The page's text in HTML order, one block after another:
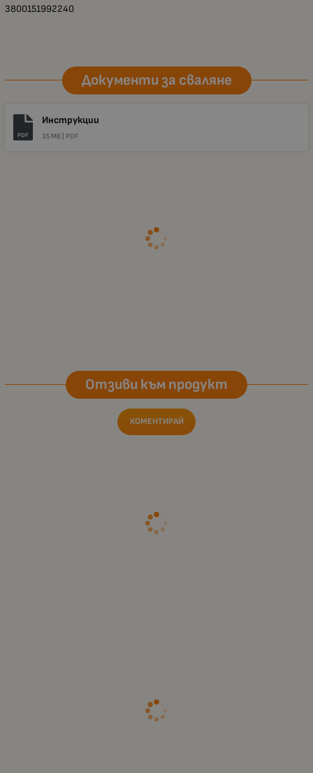
3800151992240
Документи за сваляне
PDF
Инструкции
35 MB | PDF
Отзиви към продукт
КОМЕНТИРАЙ